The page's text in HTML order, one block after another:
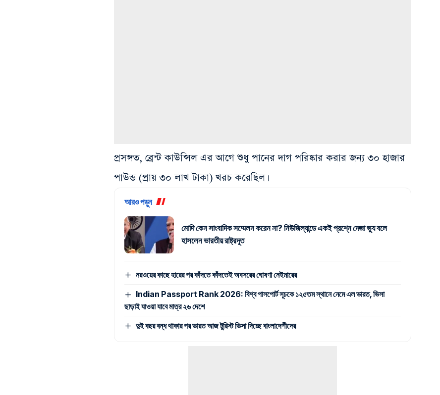
প্রসঙ্গত, ব্রেন্ট কাউন্সিল এর আগে শুধু পানের দাগ পরিষ্কার করার জন্য ৩০ হাজার
পাউন্ড (প্রায় ৩০ লাখ টাকা) খরচ করেছিল।
আরও পড়ুন
মোদি কেন সাংবাদিক সম্মেলন করেন না? নিউজিল্যান্ডে একই প্রশ্নে দেজা ভ্যু বলে
হাসলেন ভারতীয় রাষ্ট্রদূত
নরওয়ের কাছে হারের পর কাঁদতে কাঁদতেই অবসরের ঘোষণা নেইমারের
Indian Passport Rank 2026: বিশ্ব পাসপোর্ট সূচকে ১২৫তম স্থানে নেমে এল ভারত, ভিসা
ছাড়াই যাওয়া যাবে মাত্র ২৬ দেশে
দুই বছর বন্ধ থাকার পর ভারত আজ টুরিস্ট ভিসা দিচ্ছে বাংলাদেশীদের